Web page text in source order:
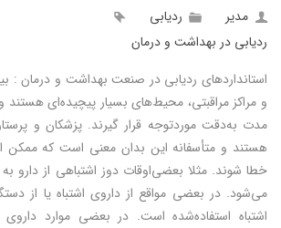
مدیر
ردیابی
ردیابی در بهداشت و درمان
استانداردهای ردیابی در صنعت بهداشت و درمان :
و مراکز مراقبتی، محیط‌های بسیار پیچیده‌ای هستند و
مدت به‌دقت موردتوجه قرار گیرند. پزشکان و
هستند و متأسفانه این بدان معنی است که ممکن
خطا شوند. مثلا بعضی‌اوقات دوز اشتباهی از دارو به
می‌شود. در بعضی مواقع از داروی اشتباه یا از
اشتباه استفاده‌شده است. در بعضی موارد